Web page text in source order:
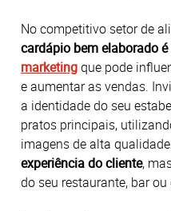
No competitivo setor de
cardápio bem elaborado
marketingque pode
e aumentar as vendas.
a identidade do seu
pratos principais,
imagens de alta
experiência do cliente,
do seu restaurante, bar ou